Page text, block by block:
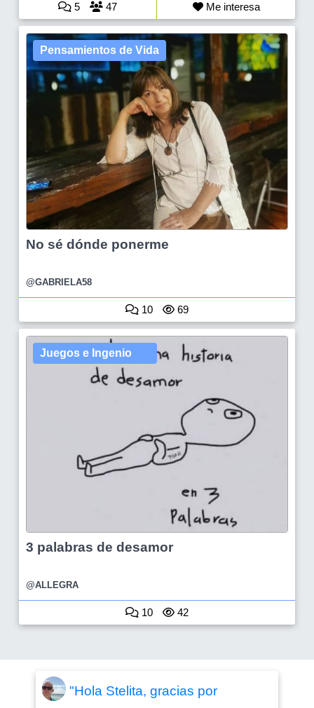
5 47 Me interesa
Pensamientos de Vida
No sé dónde ponerme
@GABRIELA58
10 69
Juegos e Ingenio
3 palabras de desamor
@ALLEGRA
10 42
"Hola Stelita, gracias por